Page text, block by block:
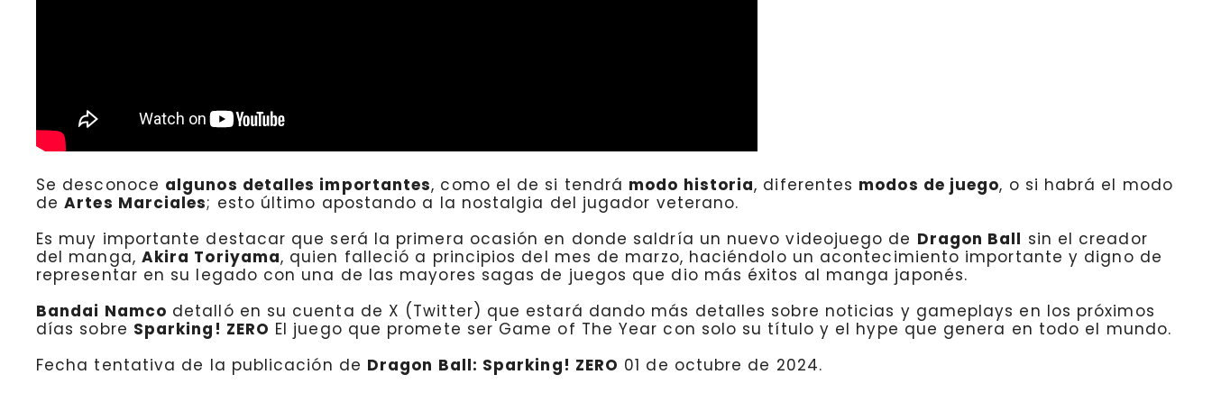
Se desconoce algunos detalles importantes, como el de si tendrá modo historia, diferentes modos de juego, o si habrá el modo
deArtes Marciales; esto último apostando a la nostalgia del jugador veterano.
Es muy importante destacar que será la primera ocasión en donde saldría un nuevo videojuego de Dragon Ball sin el creador
del manga, Akira Toriyama, quien falleció a principios del mes de marzo, haciéndolo un acontecimiento importante y digno de
representar en su legado con una de las mayores sagas de juegos que dio más éxitos al manga japonés.
Bandai Namco detalló en su cuenta de X (Twitter) que estará dando más detalles sobre noticias y gameplays en los próximos
días sobre Sparking! ZERO El juego que promete ser Game of The Year con solo su título y el hype que genera en todo el mundo.
Fecha tentativa de la publicación de Dragon Ball: Sparking! ZERO 01 de octubre de 2024.